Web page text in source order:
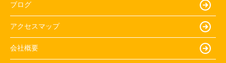
ブログ
アクセスマップ
会社概要